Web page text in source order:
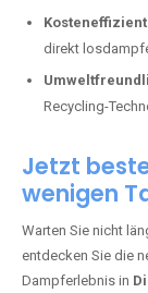
direkt
Recycling-
Jetzt
wenigen
Warten Sie nicht
entdecken Sie die
Dampferlebnis in